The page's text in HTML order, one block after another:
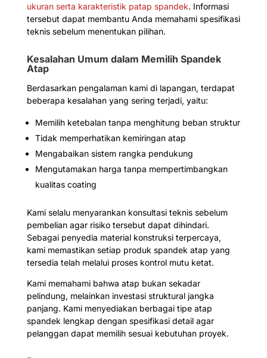
ukuran serta karakteristik patap spandek. Informasi
tersebut dapat membantu Anda memahami spesifikasi
teknis sebelum menentukan pilihan.
Kesalahan Umum dalam Memilih Spandek
Atap
Berdasarkan pengalaman kami di lapangan, terdapat
beberapa kesalahan yang sering terjadi, yaitu:
Memilih ketebalan tanpa menghitung beban struktur
Tidak memperhatikan kemiringan atap
Mengabaikan sistem rangka pendukung
Mengutamakan harga tanpa mempertimbangkan
kualitas coating
Kami selalu menyarankan konsultasi teknis sebelum
pembelian agar risiko tersebut dapat dihindari.
Sebagai penyedia material konstruksi terpercaya,
kami memastikan setiap produk spandek atap yang
tersedia telah melalui proses kontrol mutu ketat.
Kami memahami bahwa atap bukan sekadar
pelindung, melainkan investasi struktural jangka
panjang. Kami menyediakan berbagai tipe atap
spandek lengkap dengan spesifikasi detail agar
pelanggan dapat memilih sesuai kebutuhan proyek.